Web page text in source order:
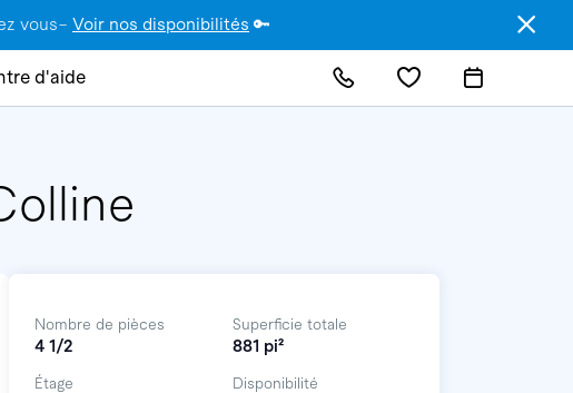
vous– Voir nos disponibilités 🔑
d'aide
Nombre de pièces
4 1/2
Superficie totale
881 pi²
Étage Disponibilité